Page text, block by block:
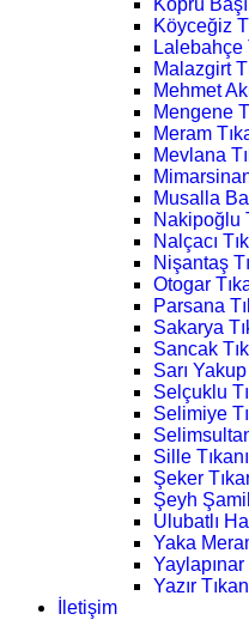
Köprü
Köyceğiz
Lalebahçe
Malazgirt
Mehmet
Mengene
Meram
Mevlana
Musalla
Nakipoğlu
Nalçacı
Nişantaş
Otogar
Parsana
Sakarya
Sancak
Sarı Yakup
Selçuklu
Selimiye
Sille
Şeker
Şeyh Şamil
Ulubatlı
Yaka
Yaylapınar
Yazır
İletişim